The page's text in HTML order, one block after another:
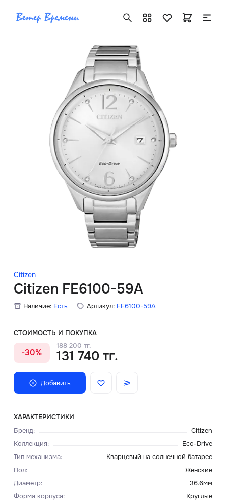
Citizen
Citizen FE6100-59A
Наличие: Есть Артикул: FE6100-59A
СТОИМОСТЬ И ПОКУПКА
-30%
188 200 тг.
131 740 тг.
Добавить
ХАРАКТЕРИСТИКИ
Бренд:
Citizen
Коллекция:
Eco-Drive
Тип механизма:
Кварцевый на солнечной батарее
Пол:
Женские
Диаметр:
36.6мм
Форма корпуса:
Круглые
+7 ( 705 ) 181-42-50
info@vetervremeni.kz
Авторизация
Каталог
Мужские часы
Женские часы
Скидки
Главная
О нас
Доставка и оплата
Блог